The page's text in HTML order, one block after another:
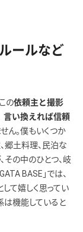
ールなど
の依頼主と撮影
言い換えれば信頼
ん。僕もいくつか
郷土料理、民泊な
その中のひとつ、岐
BASE」では、
て嬉しく思ってい
は機能していると